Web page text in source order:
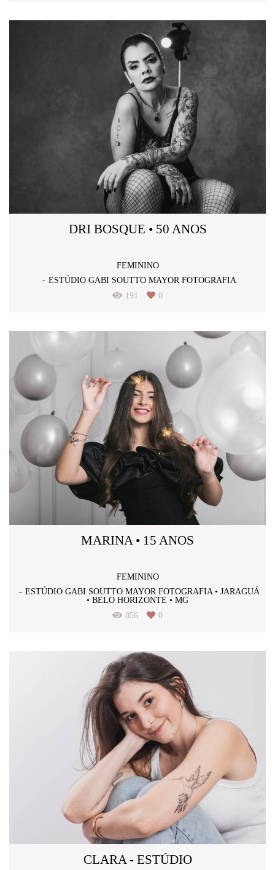
DRI BOSQUE • 50 ANOS
FEMININO
ESTÚDIO GABI SOUTTO MAYOR FOTOGRAFIA
191
0
MARINA • 15 ANOS
FEMININO
ESTÚDIO GABI SOUTTO MAYOR FOTOGRAFIA • JARAGUÁ
• BELO HORIZONTE • MG
856
0
CLARA - ESTÚDIO